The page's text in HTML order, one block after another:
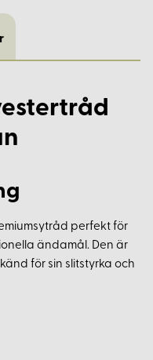
perfekt för
ändamål. Den är
för sin slitstyrka och